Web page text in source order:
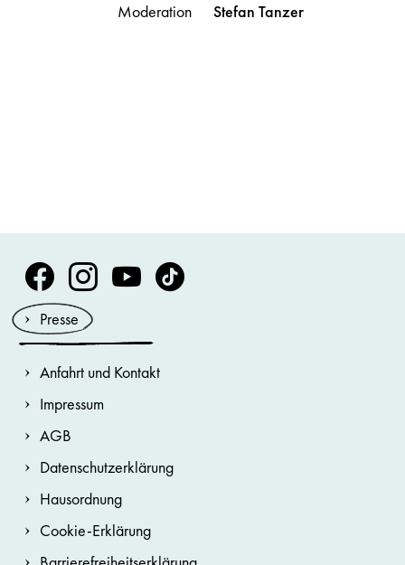
Moderation
Stefan Tanzer
Volksoper Facebook
Volksoper Instagram
Volksoper Youtube
Volksoper TikTok
Presse
Anfahrt und Kontakt
Impressum
AGB
Datenschutzerklärung
Hausordnung
Cookie-Erklärung